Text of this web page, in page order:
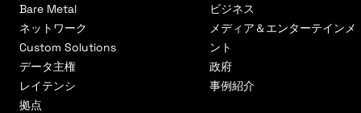
Bare Metal
ネットワーク
Custom Solutions
データ主権
レイテンシ
拠点
ビジネス
メディア＆エンターテインメ
ント
政府
事例紹介